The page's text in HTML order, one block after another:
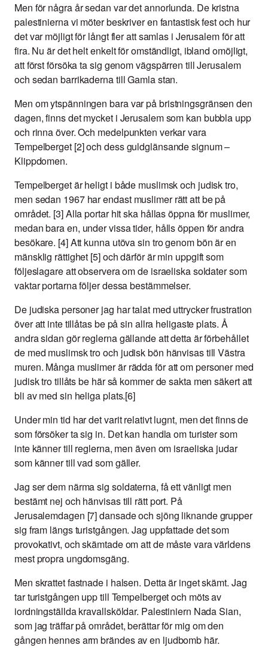
Men för några år sedan var det annorlunda. De kristna
palestinierna vi möter beskriver en fantastisk fest och hur
det var möjligt för långt fler att samlas i Jerusalem för att
fira. Nu är det helt enkelt för omständligt, ibland omöjligt,
att först försöka ta sig genom vägspärren till Jerusalem
och sedan barrikaderna till Gamla stan.
Men om ytspänningen bara var på bristningsgränsen den
dagen, finns det mycket i Jerusalem som kan bubbla upp
och rinna över. Och medelpunkten verkar vara
Tempelberget [2] och dess guldglänsande signum –
Klippdomen.
Tempelberget är heligt i både muslimsk och judisk tro,
men sedan 1967 har endast muslimer rätt att be på
området. [3] Alla portar hit ska hållas öppna för muslimer,
medan bara en, under vissa tider, hålls öppen för andra
besökare. [4] Att kunna utöva sin tro genom bön är en
mänsklig rättighet [5] och därför är min uppgift som
följeslagare att observera om de israeliska soldater som
vaktar portarna följer dessa bestämmelser.
De judiska personer jag har talat med uttrycker frustration
över att inte tillåtas be på sin allra heligaste plats. Å
andra sidan gör reglerna gällande att detta är förbehållet
de med muslimsk tro och judisk bön hänvisas till Västra
muren. Många muslimer är rädda för att om personer med
judisk tro tillåts be här så kommer de sakta men säkert att
bli av med sin heliga plats.[6]
Under min tid har det varit relativt lugnt, men det finns de
som försöker ta sig in. Det kan handla om turister som
inte känner till reglerna, men även om israeliska judar
som känner till vad som gäller.
Jag ser dem närma sig soldaterna, få ett vänligt men
bestämt nej och hänvisas till rätt port. På
Jerusalemdagen [7] dansade och sjöng liknande grupper
sig fram längs turistgången. Jag uppfattade det som
provokativt, och skämtade om att de måste vara världens
mest propra ungdomsgäng.
Men skrattet fastnade i halsen. Detta är inget skämt. Jag
tar turistgången upp till Tempelberget och möts av
iordningställda kravallsköldar. Palestiniern Nada Sian,
som jag träffar på området, berättar för mig om den
gången hennes arm brändes av en ljudbomb här.